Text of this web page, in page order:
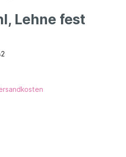
Lehne fest